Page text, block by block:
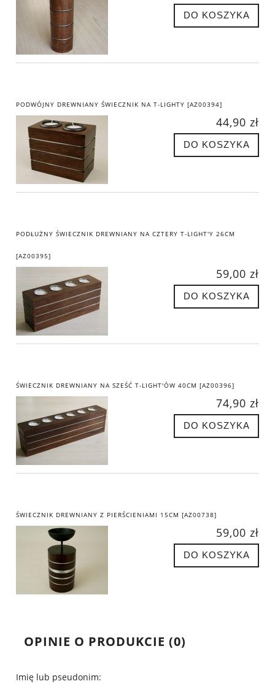
DO KOSZYKA
PODWÓJNY DREWNIANY ŚWIECZNIK NA T-LIGHTY [AZ00394]
44,90 zł
DO KOSZYKA
PODŁUŻNY ŚWIECZNIK DREWNIANY NA CZTERY T-LIGHT'Y 26CM
[AZ00395]
59,00 zł
DO KOSZYKA
ŚWIECZNIK DREWNIANY NA SZEŚĆ T-LIGHT'ÓW 40CM [AZ00396]
74,90 zł
DO KOSZYKA
ŚWIECZNIK DREWNIANY Z PIERŚCIENIAMI 15CM [AZ00738]
59,00 zł
DO KOSZYKA
OPINIE O PRODUKCIE (0)
Imię lub pseudonim: